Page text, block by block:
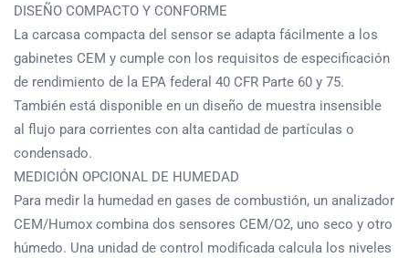
DISEÑO COMPACTO Y CONFORME
La carcasa compacta del sensor se adapta fácilmente a los
gabinetes CEM y cumple con los requisitos de especificación
de rendimiento de la EPA federal 40 CFR Parte 60 y 75.
También está disponible en un diseño de muestra insensible
al flujo para corrientes con alta cantidad de partículas o
condensado.
MEDICIÓN OPCIONAL DE HUMEDAD
Para medir la humedad en gases de combustión, un analizador
CEM/Humox combina dos sensores CEM/O2, uno seco y otro
húmedo. Una unidad de control modificada calcula los niveles